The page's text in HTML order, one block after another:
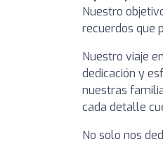
Nuestro
recuerdos que
Nuestro viaje
dedicación y
nuestras
cada detalle
No solo nos